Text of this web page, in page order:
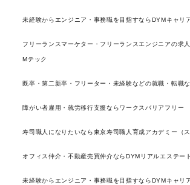
未経験からエンジニア・事務職を目指すならDYMキャリ
フリーランスマーケター・フリーランスエンジニアの求
Mテック
既卒・第二新卒・フリーター・未経験などの就職・転職
障がい者雇用・就労移行支援ならワークスバリアフリー
寿司職人になりたいなら東京寿司職人育成アカデミー（ス
オフィス仲介・不動産売買仲介ならDYMリアルエステート
未経験からエンジニア・事務職を目指すならDYMキャリ